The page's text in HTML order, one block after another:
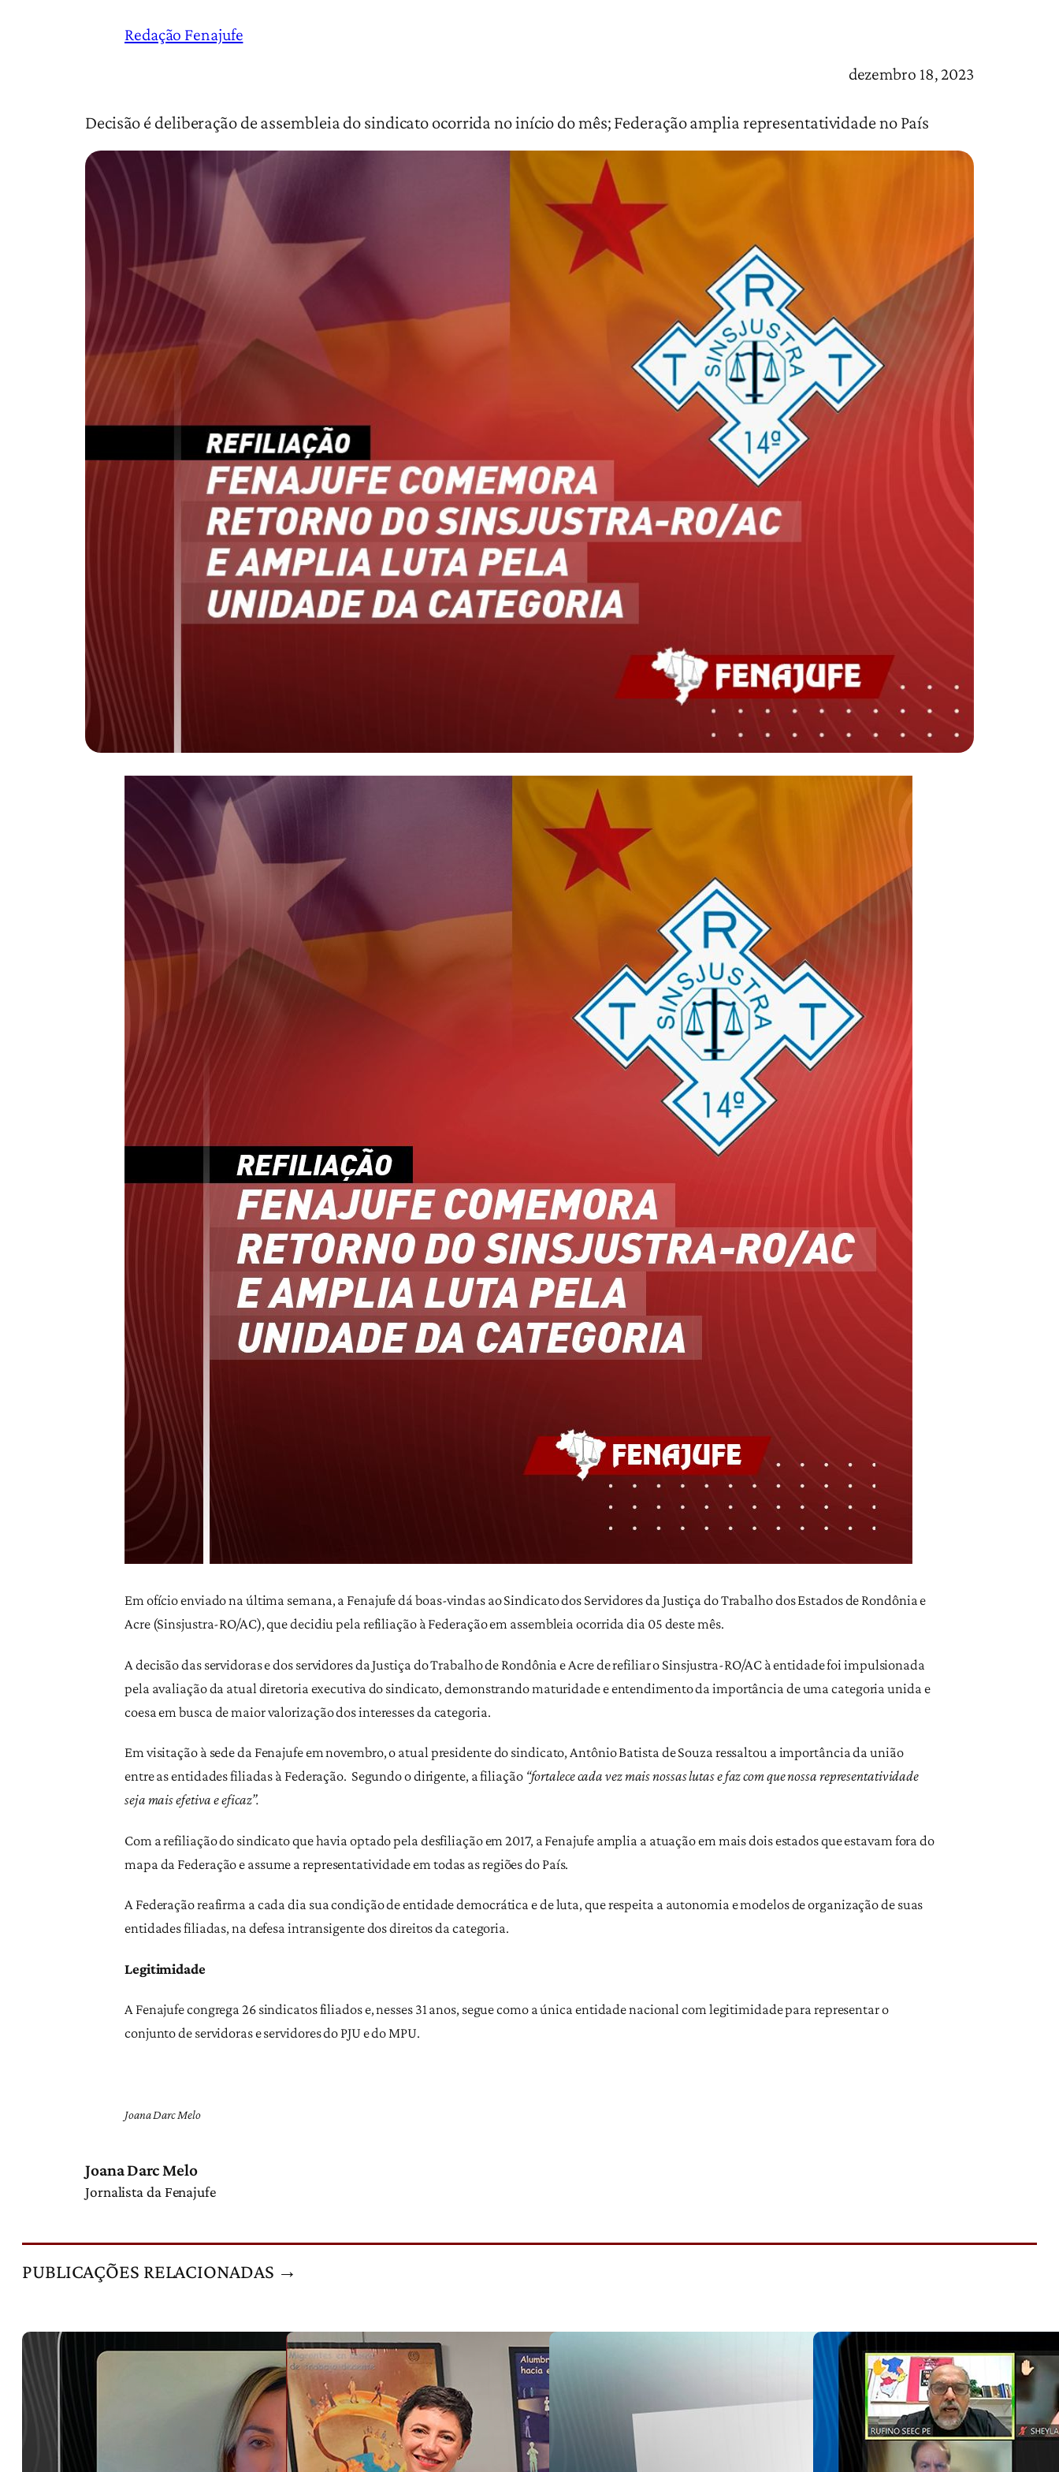
Redação Fenajufe
dezembro 18, 2023
Decisão é deliberação de assembleia do sindicato ocorrida no início do mês; Federação amplia representatividade no País
Em ofício enviado na última semana, a Fenajufe dá boas-vindas ao Sindicato dos Servidores da Justiça do Trabalho dos Estados de Rondônia e
Acre (Sinsjustra-RO/AC), que decidiu pela refiliação à Federação em assembleia ocorrida dia 05 deste mês.
A decisão das servidoras e dos servidores da Justiça do Trabalho de Rondônia e Acre de refiliar o Sinsjustra-RO/AC à entidade foi impulsionada
pela avaliação da atual diretoria executiva do sindicato, demonstrando maturidade e entendimento da importância de uma categoria unida e
coesa em busca de maior valorização dos interesses da categoria.
Em visitação à sede da Fenajufe em novembro, o atual presidente do sindicato, Antônio Batista de Souza ressaltou a importância da união
entre as entidades filiadas à Federação. Segundo o dirigente, a filiação “fortalece cada vez mais nossas lutas e faz com que nossa representatividade
seja mais efetiva e eficaz”.
Com a refiliação do sindicato que havia optado pela desfiliação em 2017, a Fenajufe amplia a atuação em mais dois estados que estavam fora do
mapa da Federação e assume a representatividade em todas as regiões do País.
A Federação reafirma a cada dia sua condição de entidade democrática e de luta, que respeita a autonomia e modelos de organização de suas
entidades filiadas, na defesa intransigente dos direitos da categoria.
Legitimidade
A Fenajufe congrega 26 sindicatos filiados e, nesses 31 anos, segue como a única entidade nacional com legitimidade para representar o
conjunto de servidoras e servidores do PJU e do MPU.
Joana Darc Melo
Joana Darc Melo
Jornalista da Fenajufe
PUBLICAÇÕES RELACIONADAS →